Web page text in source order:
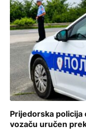
Prijedorska policija
vozaču uručen